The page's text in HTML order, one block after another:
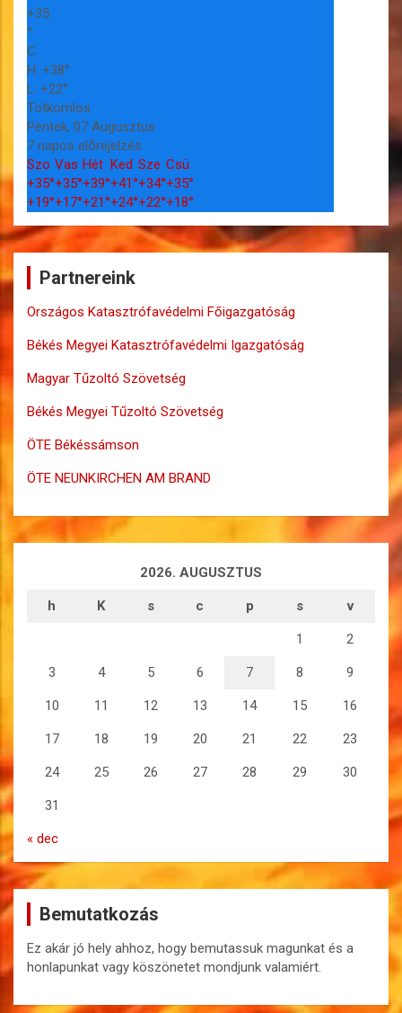
+35
°
C
H: +38°
L: +22°
Totkomlos
Péntek, 07 Augusztus
7 napos előrejelzés
Szo Vas Hét Ked Sze Csü
+35°+35°+39°+41°+34°+35°
+19°+17°+21°+24°+22°+18°
Partnereink
Országos Katasztrófavédelmi Főigazgatóság
Békés Megyei Katasztrófavédelmi Igazgatóság
Magyar Tűzoltó Szövetség
Békés Megyei Tűzoltó Szövetség
ÖTE Békéssámson
ÖTE NEUNKIRCHEN AM BRAND
2026. AUGUSZTUS
h K s c p s v
1 2
3 4 5 6 7 8 9
10 11 12 13 14 15 16
17 18 19 20 21 22 23
24 25 26 27 28 29 30
31
« dec
Bemutatkozás
Ez akár jó hely ahhoz, hogy bemutassuk magunkat és a
honlapunkat vagy köszönetet mondjunk valamiért.